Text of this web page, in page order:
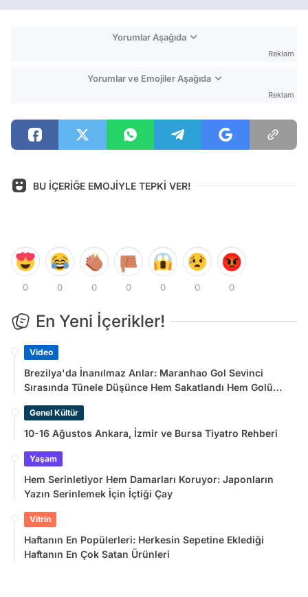
Yorumlar Aşağıda
Reklam
Yorumlar ve Emojiler Aşağıda
Reklam
BU İÇERİĞE EMOJİYLE TEPKİ VER!
0 0 0 0 0 0 0
En Yeni İçerikler!
Video
Brezilya'da İnanılmaz Anlar: Maranhao Gol Sevinci
Sırasında Tünele Düşünce Hem Sakatlandı Hem Golü
Genel Kültür
10-16 Ağustos Ankara, İzmir ve Bursa Tiyatro Rehberi
Yaşam
Hem Serinletiyor Hem Damarları Koruyor: Japonların
Yazın Serinlemek İçin İçtiği Çay
Vitrin
Haftanın En Popülerleri: Herkesin Sepetine Eklediği
Haftanın En Çok Satan Ürünleri